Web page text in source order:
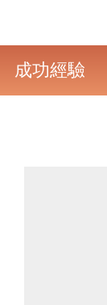
成功經驗